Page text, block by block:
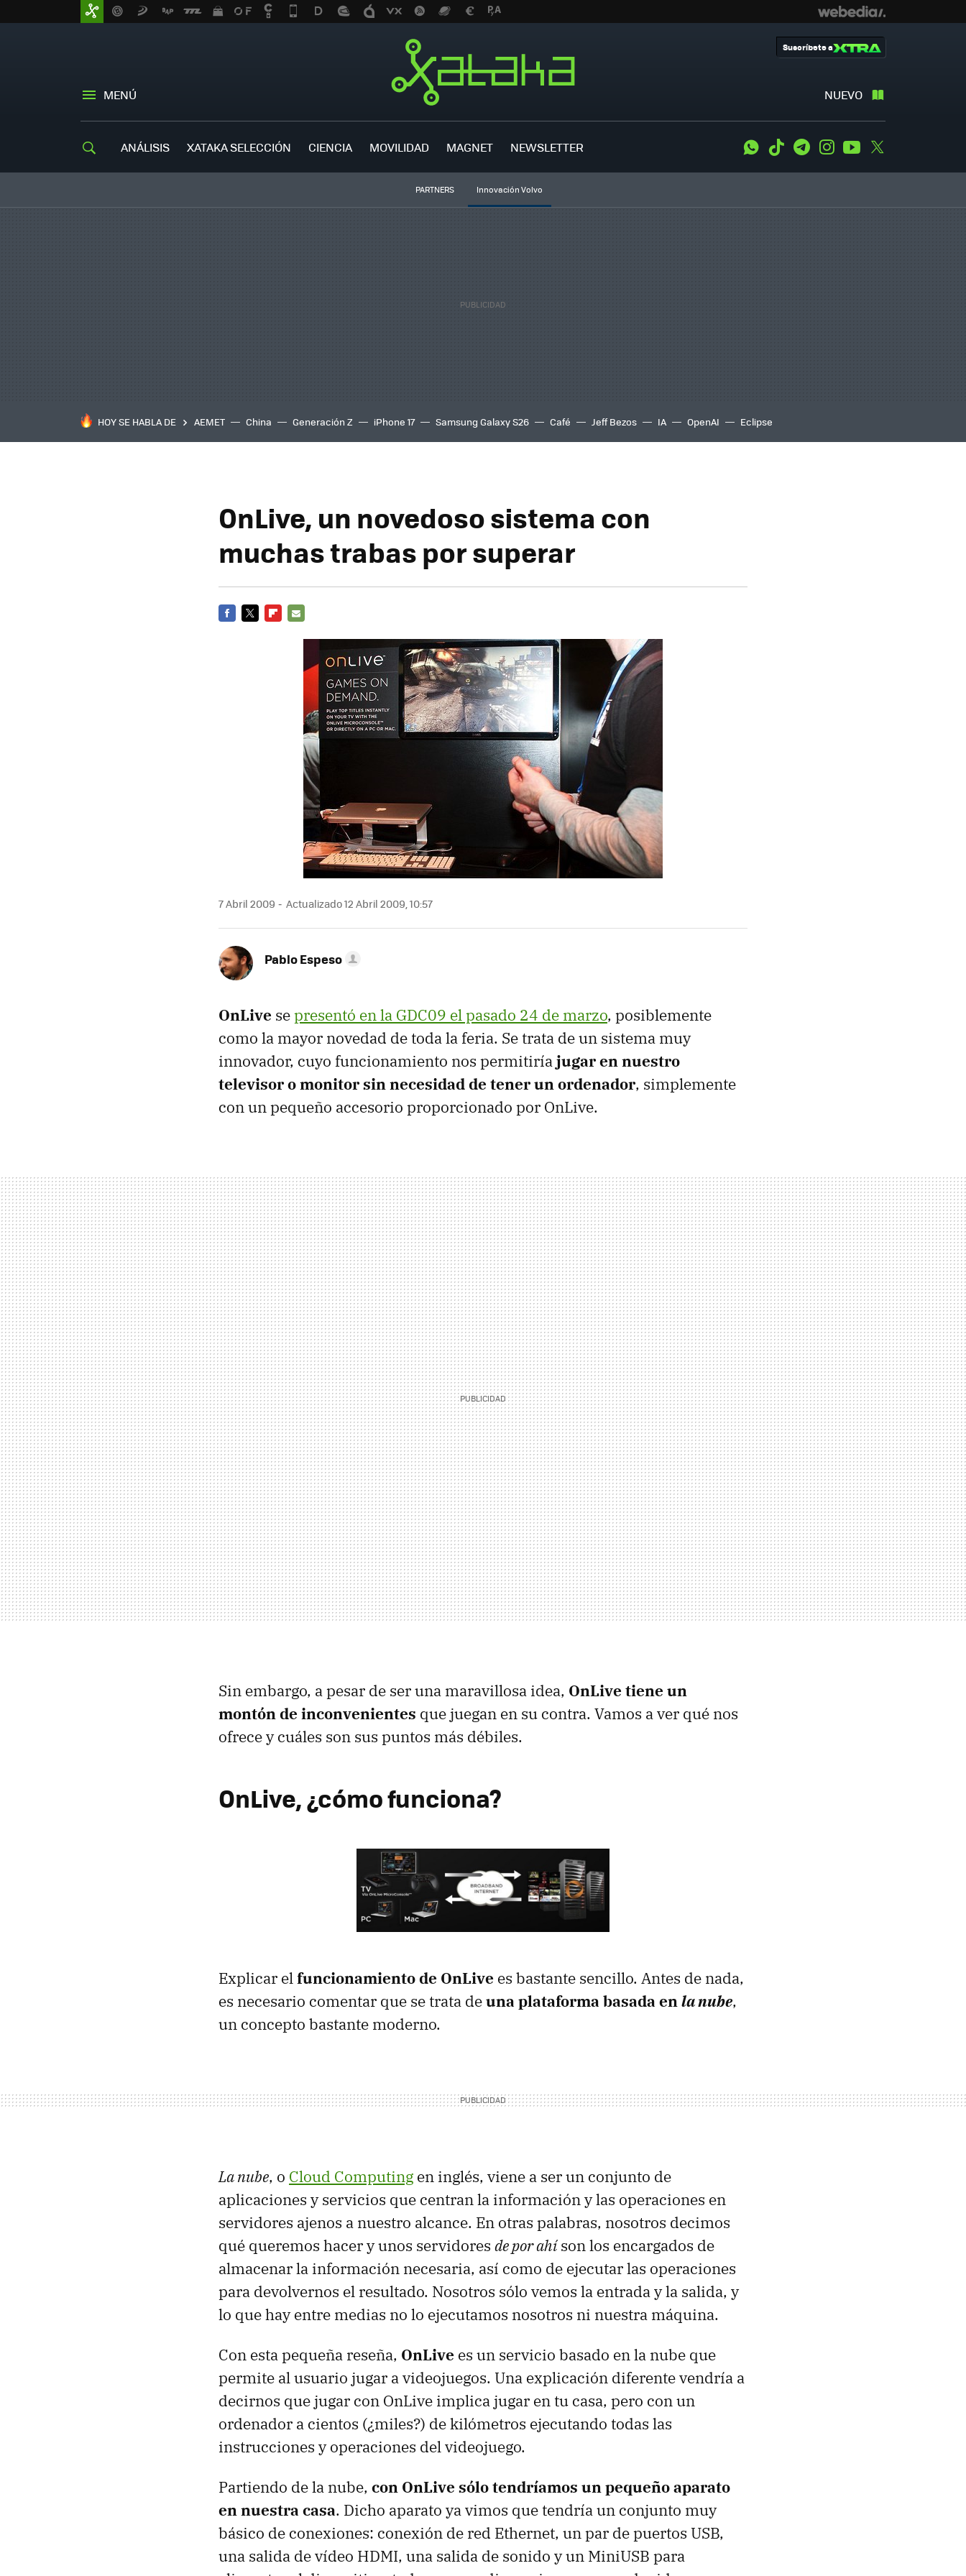
MENÚ NUEVO
Suscríbete a
ANÁLISIS XATAKA SELECCIÓN CIENCIA MOVILIDAD MAGNET NEWSLETTER WhatsApp
Tiktok TelegramInstagramYoutube
PARTNERS Innovación Volvo
HOY SE HABLA DE AEMET China Generación Z iPhone 17 Samsung Galaxy S26 Café Jeff Bezos IA OpenAI Eclipse
OnLive, un novedoso sistema con
muchas trabas por superar
7 Abril 2009 Actualizado 12 Abril 2009, 10:57
Pablo Espeso
OnLive sepresentó en la GDC09 el pasado 24 de marzo, posiblemente
como la mayor novedad de toda la feria. Se trata de un sistema muy
innovador, cuyo funcionamiento nos permitiríajugar en nuestro
televisor o monitor sin necesidad de tener un ordenador, simplemente
con un pequeño accesorio proporcionado por OnLive.
Sin embargo, a pesar de ser una maravillosa idea, OnLive tiene un
montón de inconvenientes que juegan en su contra. Vamos a ver qué nos
ofrece y cuáles son sus puntos más débiles.
OnLive, ¿cómo funciona?
Explicar elfuncionamiento de OnLive es bastante sencillo. Antes de nada,
es necesario comentar que se trata deuna plataforma basada enla nube,
un concepto bastante moderno.
La nube, o Cloud Computing en inglés, viene a ser un conjunto de
aplicaciones y servicios que centran la información y las operaciones en
servidores ajenos a nuestro alcance. En otras palabras, nosotros decimos
qué queremos hacer y unos servidores de por ahíson los encargados de
almacenar la información necesaria, así como de ejecutar las operaciones
para devolvernos el resultado. Nosotros sólo vemos la entrada y la salida, y
lo que hay entre medias no lo ejecutamos nosotros ni nuestra máquina.
Con esta pequeña reseña, OnLive es un servicio basado en la nube que
permite al usuario jugar a videojuegos. Una explicación diferente vendría a
decirnos que jugar con OnLive implica jugar en tu casa, pero con un
ordenador a cientos (¿miles?) de kilómetros ejecutando todas las
instrucciones y operaciones del videojuego.
Partiendo de la nube, con OnLive sólo tendríamos un pequeño aparato
en nuestra casa. Dicho aparato ya vimos que tendría un conjunto muy
básico de conexiones: conexión de red Ethernet, un par de puertos USB,
una salida de vídeo HDMI, una salida de sonido y un MiniUSB para